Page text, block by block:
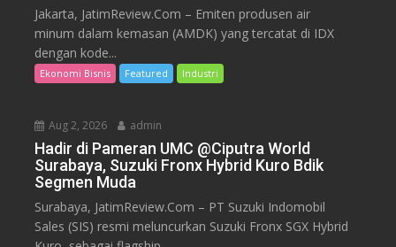
Jakarta, JatimReview.Com – Emiten produsen air
minum dalam kemasan (AMDK) yang tercatat di IDX
dengan kode...
Ekonomi Bisnis Featured Industri
Aug 2, 2026 admin
Hadir di Pameran UMC @Ciputra World
Surabaya, Suzuki Fronx Hybrid Kuro Bdik
Segmen Muda
Surabaya, JatimReview.Com – PT Suzuki Indomobil
Sales (SIS) resmi meluncurkan Suzuki Fronx SGX Hybrid